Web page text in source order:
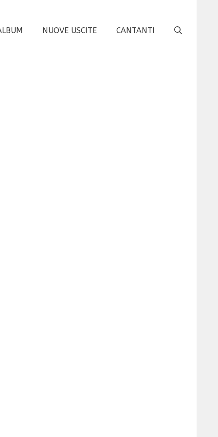
NUOVE USCITE CANTANTI